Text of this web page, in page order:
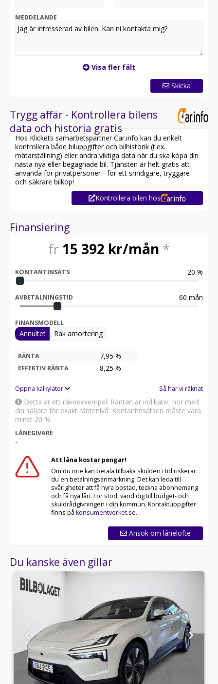
MEDDELANDE
Visa fler fält
Skicka
Trygg affär - Kontrollera bilens
data och historia gratis
Hos Klickets samarbetspartner Car.info kan du enkelt
kontrollera både biluppgifter och bilhistorik (t.ex.
mätarställning) eller andra viktiga data när du ska köpa din
nästa nya eller begagnade bil. Tjänsten är helt gratis att
använda för privatpersoner - för ett smidigare, tryggare
och säkrare bilköp!
Kontrollera bilen hos
Finansiering
fr 15 392 kr/mån *
KONTANTINSATS 20 %
AVBETALNINGSTID 60 mån
FINANSMODELL
Annuitet Rak amortering
RÄNTA 7,95 %
EFFEKTIV RÄNTA 8,25 %
Öppna kalkylator Så har vi räknat
Detta är ett räkneexempel. Räntan är indikativ, hör med
din säljare för exakt räntenivå. Kontantinsatsen måste vara
minst 20 %.
LÅNEGIVARE
-
Att låna kostar pengar!
Om du inte kan betala tillbaka skulden i tid riskerar
du en betalningsanmärkning. Det kan leda till
svårigheter att få hyra bostad, teckna abonnemang
och få nya lån. För stöd, vänd dig till budget- och
skuldrådgivningen i din kommun. Kontaktuppgifter
finns på konsumentverket.se.
Ansök om lånelöfte
Du kanske även gillar